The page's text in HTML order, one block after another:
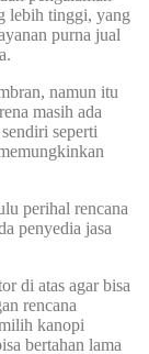
lebih tinggi, yang
purna jual
namun itu
masih ada
seperti
perihal rencana
penyedia jasa
di atas agar bisa
rencana
kanopi
bertahan lama